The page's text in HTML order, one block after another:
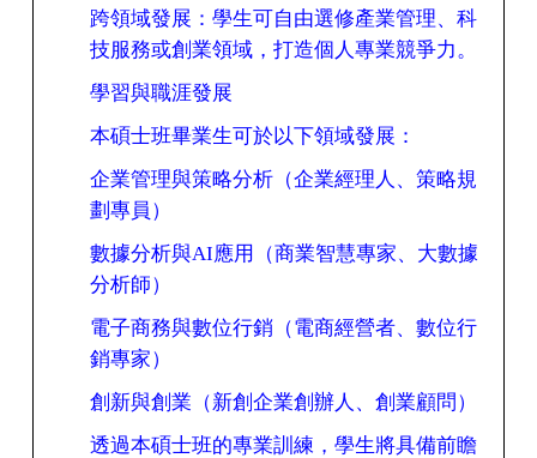
跨領域發展：學生可自由選修產業管理、科
技服務或創業領域，打造個人專業競爭力。
學習與職涯發展
本碩士班畢業生可於以下領域發展：
企業管理與策略分析（企業經理人、策略規
劃專員）
數據分析與AI應用（商業智慧專家、大數據
分析師）
電子商務與數位行銷（電商經營者、數位行
銷專家）
創新與創業（新創企業創辦人、創業顧問）
透過本碩士班的專業訓練，學生將具備前瞻